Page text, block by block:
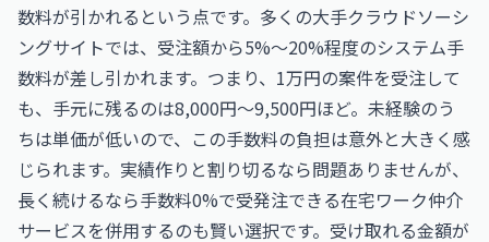
数料が引かれるという点です。多くの大手クラウドソーシ
ングサイトでは、受注額から5%〜20%程度のシステム手
数料が差し引かれます。つまり、1万円の案件を受注して
も、手元に残るのは8,000円〜9,500円ほど。未経験のう
ちは単価が低いので、この手数料の負担は意外と大きく感
じられます。実績作りと割り切るなら問題ありませんが、
長く続けるなら手数料0%で受発注できる在宅ワーク仲介
サービスを併用するのも賢い選択です。受け取れる金額が